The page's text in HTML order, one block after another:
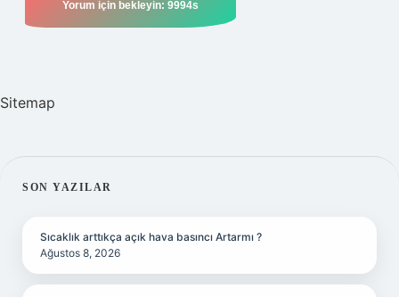
Sitemap
SIDEBAR
SON YAZILAR
Sıcaklık arttıkça açık hava basıncı Artarmı ?
Ağustos 8, 2026